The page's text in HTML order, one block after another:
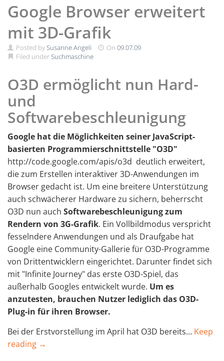
Google Browser erweitert
mit 3D-Grafik
Posted bySusanne Angeli On 09.07.09
Filed underSuchmaschine
O3D ermöglicht nun Hard-
und
Softwarebeschleunigung
Google hat die Möglichkeiten seiner JavaScript-
basierten Programmierschnittstelle "O3D"
http://code.google.com/apis/o3d deutlich erweitert,
die zum Erstellen interaktiver 3D-Anwendungen im
Browser gedacht ist. Um eine breitere Unterstützung
auch schwächerer Hardware zu sichern, beherrscht
O3D nun auch Softwarebeschleunigung zum
Rendern von 3G-Grafik. Ein Vollbildmodus verspricht
fesselndere Anwendungen und als Draufgabe hat
Google eine Community-Gallerie für O3D-Programme
von Drittentwicklern eingerichtet. Darunter findet sich
mit "Infinite Journey" das erste O3D-Spiel, das
außerhalb Googles entwickelt wurde. Um es
anzutesten, brauchen Nutzer lediglich das O3D-
Plug-in für ihren Browser.
Bei der Erstvorstellung im April hat O3D bereits… Keep
reading →